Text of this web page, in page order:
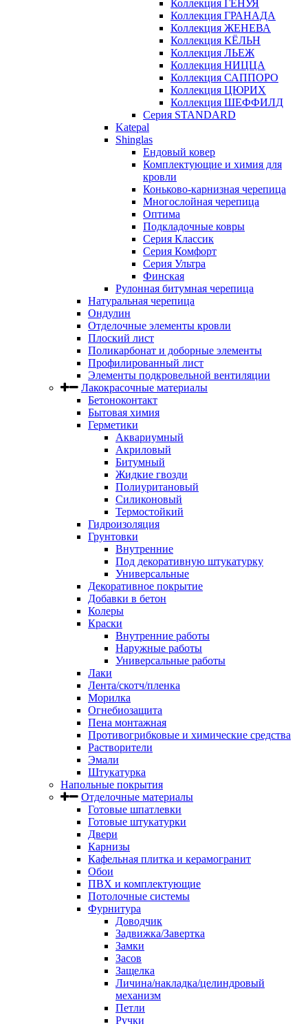
Коллекция ГЕНУЯ
Коллекция ГРАНАДА
Коллекция ЖЕНЕВА
Коллекция КЁЛЬН
Коллекция ЛЬЕЖ
Коллекция НИЦЦА
Коллекция САППОРО
Коллекция ЦЮРИХ
Коллекция ШЕФФИЛД
Серия STANDARD
Katepal
Shinglas
Ендовый ковер
Комплектующие и химия для
кровли
Коньково-карнизная черепица
Многослойная черепица
Оптима
Подкладочные ковры
Серия Классик
Серия Комфорт
Серия Ультра
Финская
Рулонная битумная черепица
Натуральная черепица
Ондулин
Отделочные элементы кровли
Плоский лист
Поликарбонат и доборные элементы
Профилированный лист
Элементы подкровельной вентиляции
Лакокрасочные материалы
Бетоноконтакт
Бытовая химия
Герметики
Аквариумный
Акриловый
Битумный
Жидкие гвозди
Полиуритановый
Силиконовый
Термостойкий
Гидроизоляция
Грунтовки
Внутренние
Под декоративную штукатурку
Универсальные
Декоративное покрытие
Добавки в бетон
Колеры
Краски
Внутренние работы
Наружные работы
Универсальные работы
Лаки
Лента/скотч/пленка
Морилка
Огнебиозащита
Пена монтажная
Противогрибковые и химические средства
Растворители
Эмали
Штукатурка
Напольные покрытия
Отделочные материалы
Готовые шпатлевки
Готовые штукатурки
Двери
Карнизы
Кафельная плитка и керамогранит
Обои
ПВХ и комплектующие
Потолочные системы
Фурнитура
Доводчик
Задвижка/Завертка
Замки
Засов
Защелка
Личина/накладка/целиндровый
механизм
Петли
Ручки